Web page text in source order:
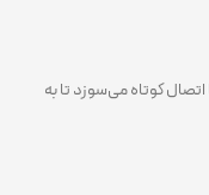
کوتاه می‌سوزد تا به